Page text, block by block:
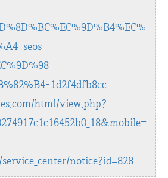
seos-
1d2f4dfb8cc
html/view.php?
notice?id=828